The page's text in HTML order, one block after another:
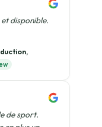
disponible.
de sport.